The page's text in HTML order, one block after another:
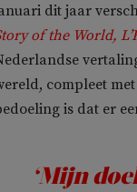
dit jaar
of the World,
compleet
is dat er
‘Mijn